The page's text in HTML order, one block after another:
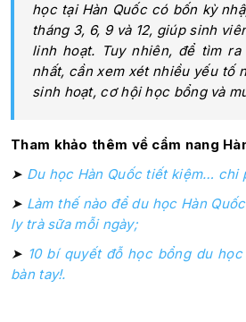
học tại Hàn Quốc có bốn kỳ
tháng 3, 6, 9 và 12, giúp sinh
linh hoạt. Tuy nhiên, để tìm ra
nhất, cần xem xét nhiều yếu tố
sinh hoạt, cơ hội học bổng và
Tham khảo thêm về cẩm nang
➤ Du học Hàn Quốc tiết kiệm… chi
➤ Làm thế nào để du học Hàn
ly trà sữa mỗi ngày;
➤ 10 bí quyết đỗ học bổng du
bàn tay!.